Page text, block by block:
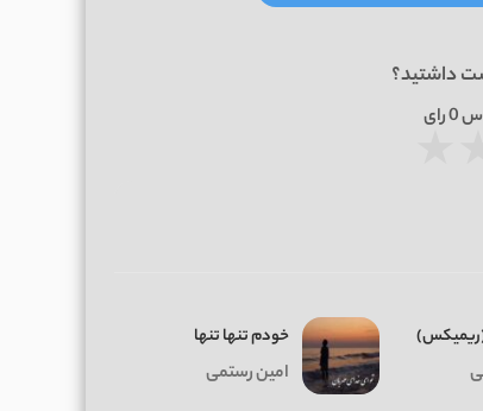
داشتید؟
0رای
خودم تنها تنها
امین رستمی